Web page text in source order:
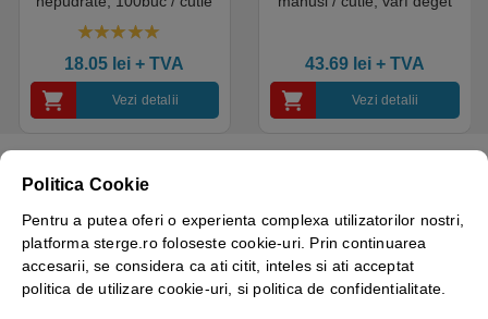
saloane si domeniul
industrial, calitate premium
18.05 lei + TVA
Vezi detalii
43.69 lei+ TVA
Vezi detalii
Greutate 0.025 kg
Brand Sense
Politica Cookie
Pentru a putea oferi o experienta complexa utilizatorilor nostri,
platforma sterge.ro foloseste cookie-uri. Prin continuarea
accesarii, se considera ca ati citit, inteles si ati acceptat
politica de utilizare cookie-uri, si politica de confidentialitate.